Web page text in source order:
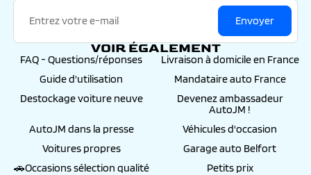
Envoyer
VOIR ÉGALEMENT
FAQ - Questions/réponses
Livraison à domicile en France
Guide d'utilisation
Mandataire auto France
Destockage voiture neuve
Devenez ambassadeur
AutoJM !
AutoJM dans la presse
Véhicules d'occasion
Voitures propres
Garage auto Belfort
🚗Occasions sélection qualité
Petits prix